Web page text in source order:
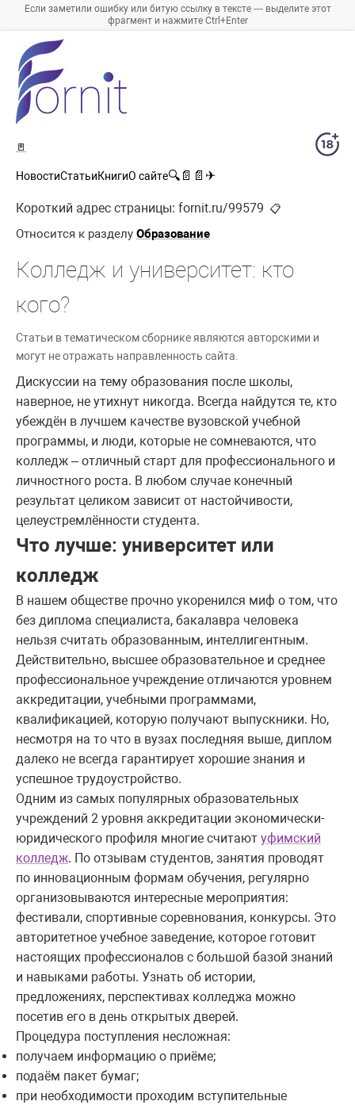
Если заметили ошибку или битую ссылку в тексте — выделите этот
фрагмент и нажмите Ctrl+Enter
🚪
НовостиСтатьиКнигиО сайте🔍 📄 📄 ✈
Короткий адрес страницы: fornit.ru/99579 📋
Относится к разделу Образование
Колледж и университет: кто
кого?
Статьи в тематическом сборнике являются авторскими и
могут не отражать направленность сайта.
Дискуссии на тему образования после школы,
наверное, не утихнут никогда. Всегда найдутся те, кто
убеждён в лучшем качестве вузовской учебной
программы, и люди, которые не сомневаются, что
колледж – отличный старт для профессионального и
личностного роста. В любом случае конечный
результат целиком зависит от настойчивости,
целеустремлённости студента.
Что лучше: университет или
колледж
В нашем обществе прочно укоренился миф о том, что
без диплома специалиста, бакалавра человека
нельзя считать образованным, интеллигентным.
Действительно, высшее образовательное и среднее
профессиональное учреждение отличаются уровнем
аккредитации, учебными программами,
квалификацией, которую получают выпускники. Но,
несмотря на то что в вузах последняя выше, диплом
далеко не всегда гарантирует хорошие знания и
успешное трудоустройство.
Одним из самых популярных образовательных
учреждений 2 уровня аккредитации экономически-
юридического профиля многие считают уфимский
колледж. По отзывам студентов, занятия проводят
по инновационным формам обучения, регулярно
организовываются интересные мероприятия:
фестивали, спортивные соревнования, конкурсы. Это
авторитетное учебное заведение, которое готовит
настоящих профессионалов с большой базой знаний
и навыками работы. Узнать об истории,
предложениях, перспективах колледжа можно
посетив его в день открытых дверей.
Процедура поступления несложная:
получаем информацию о приёме;
подаём пакет бумаг;
при необходимости проходим вступительные